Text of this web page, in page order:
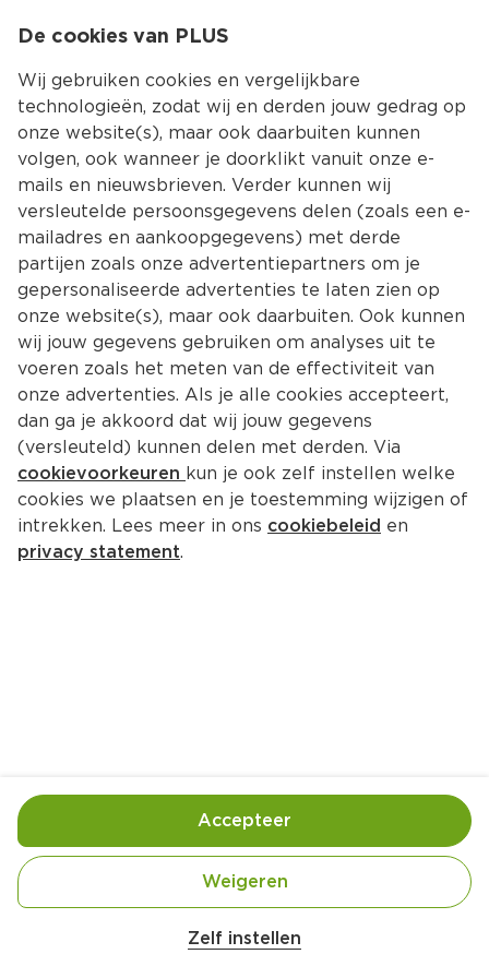
Kies jouw
Terug Producten
Paulaner Hefe-weissbier
Per Krat 5500 ml  (per liter €3.98)
Handige informatie over dit product
Aan mensen onder 18 jaar verkopen wij geen
De cookies van PLUS
Wij gebruiken cookies en vergelijkbare
technologieën, zodat wij en derden jouw gedrag op
onze website(s), maar ook daarbuiten kunnen
volgen, ook wanneer je doorklikt vanuit onze e-
mails en nieuwsbrieven. Verder kunnen wij
versleutelde persoonsgegevens delen (zoals een e-
mailadres en aankoopgegevens) met derde
partijen zoals onze advertentiepartners om je
gepersonaliseerde advertenties te laten zien op
onze website(s), maar ook daarbuiten. Ook kunnen
wij jouw gegevens gebruiken om analyses uit te
voeren zoals het meten van de effectiviteit van
onze advertenties. Als je alle cookies accepteert,
dan ga je akkoord dat wij jouw gegevens
(versleuteld) kunnen delen met derden. Via
cookievoorkeuren kun je ook zelf instellen welke
cookies we plaatsen en je toestemming wijzigen of
intrekken. Lees meer in ons cookiebeleid en
privacy statement.
Zelf instellen
Weigeren
Accepteer